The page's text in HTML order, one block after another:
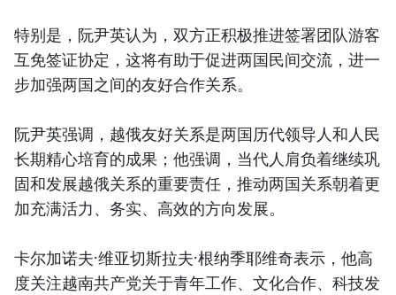
特别是，阮尹英认为，双方正积极推进签署团队游客
互免签证协定，这将有助于促进两国民间交流，进一
步加强两国之间的友好合作关系。
阮尹英强调，越俄友好关系是两国历代领导人和人民
长期精心培育的成果；他强调，当代人肩负着继续巩
固和发展越俄关系的重要责任，推动两国关系朝着更
加充满活力、务实、高效的方向发展。
卡尔加诺夫·维亚切斯拉夫·根纳季耶维奇表示，他高
度关注越南共产党关于青年工作、文化合作、科技发